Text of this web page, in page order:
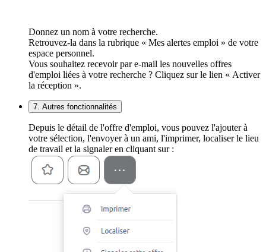
Donnez un nom à votre recherche.
Retrouvez-la dans la rubrique « Mes alertes emploi » de votre
espace personnel.
Vous souhaitez recevoir par e-mail les nouvelles offres
d'emploi liées à votre recherche ? Cliquez sur le lien « Activer
la réception ».
7. Autres fonctionnalités
Depuis le détail de l'offre d'emploi, vous pouvez l'ajouter à
votre sélection, l'envoyer à un ami, l'imprimer, localiser le lieu
de travail et la signaler en cliquant sur :